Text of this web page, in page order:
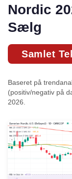
Nordic
Sælg
Samlet
Baseret på
(positiv/negativ på
2026.